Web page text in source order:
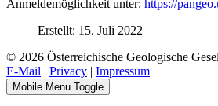
Anmeldemöglichkeit unter: https://
Erstellt: 15. Juli 2022
© 2026 Österreichische Geologische
E-Mail | Privacy | Impressum
Mobile Menu Toggle